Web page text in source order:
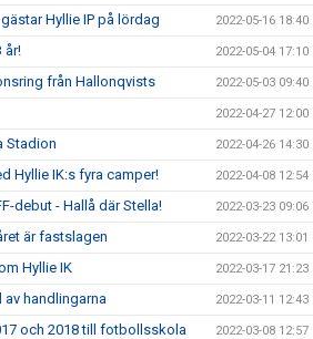
Hyllie IP på lördag 2022-05-16 18:40
år! 2022-05-04 17:10
från Hallonqvists 2022-05-03 09:40
2022-04-27 12:00
Stadion 2022-04-26 14:30
Hyllie IK:s fyra camper! 2022-04-08 12:54
debut - Hallå där Stella! 2022-03-23 09:06
är fastslagen 2022-03-22 13:01
Hyllie IK 2022-03-17 21:23
av handlingarna 2022-03-11 12:43
och 2018 till fotbollsskola 2022-03-08 12:57